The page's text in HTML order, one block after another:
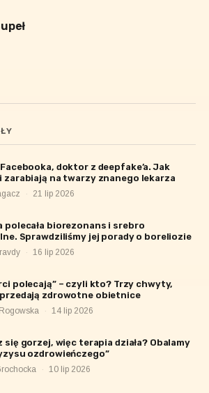
Facebooka, doktor z deepfake’a. Jak
zarabiają na twarzy znanego lekarza
· 21 lip 2026
polecała biorezonans i srebro
Sprawdziliśmy jej porady o boreliozie
· 16 lip 2026
– czyli kto? Trzy chwyty,
zdrowotne obietnice
· 14 lip 2026
się gorzej, więc terapia działa? Obalamy
ozdrowieńczego”
· 10 lip 2026